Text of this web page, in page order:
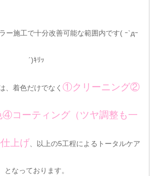
ー施工で十分改善可能な範囲内です( ｰ`дｰ
´)ｷﾘｯ
、着色だけでなく ①クリーニング②
コーティング（ツヤ調整も一
上げ 、以上の5工程によるトータルケア
となっております。